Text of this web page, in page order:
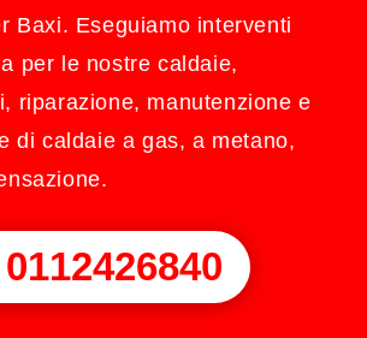
Baxi. Eseguiamo interventi
per le nostre caldaie,
riparazione, manutenzione e
di caldaie a gas, a metano,
0112426840